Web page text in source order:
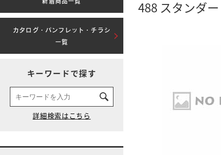
488 スタンダ
カタログ・パンフレット・チラシ
一覧
キーワードで探す